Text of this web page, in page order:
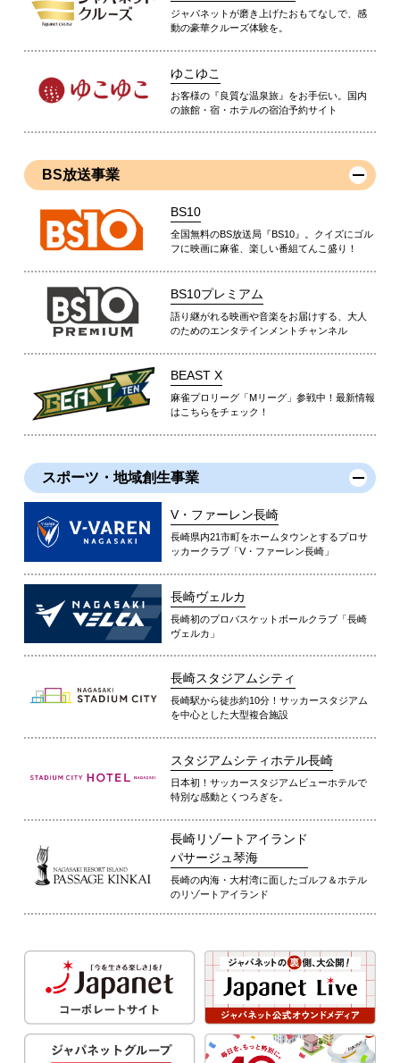
ジャパネットが磨き上げたおもてなしで、感
動の豪華クルーズ体験を。
ゆこゆこ
お客様の『良質な温泉旅』をお手伝い。国内
の旅館・宿・ホテルの宿泊予約サイト
BS放送事業
BS10
全国無料のBS放送局『BS10』。クイズにゴル
フに映画に麻雀、楽しい番組てんこ盛り！
BS10プレミアム
語り継がれる映画や音楽をお届けする、大人
のためのエンタテインメントチャンネル
BEAST X
麻雀プロリーグ「Mリーグ」参戦中！最新情報
はこちらをチェック！
スポーツ・地域創生事業
V・ファーレン長崎
長崎県内21市町をホームタウンとするプロサ
ッカークラブ「V・ファーレン長崎」
長崎ヴェルカ
長崎初のプロバスケットボールクラブ「長崎
ヴェルカ」
長崎スタジアムシティ
長崎駅から徒歩約10分！サッカースタジアム
を中心とした大型複合施設
スタジアムシティホテル長崎
日本初！サッカースタジアムビューホテルで
特別な感動とくつろぎを。
長崎リゾートアイランド
パサージュ琴海
長崎の内海・大村湾に面したゴルフ＆ホテル
のリゾートアイランド